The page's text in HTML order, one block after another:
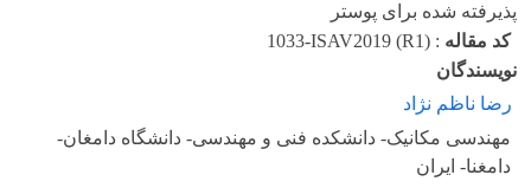
پذیرفته شده برای پوستر
کد مقاله :
1033-ISAV2019 (R1)
نویسندگان
رضا ناظم نژاد
مهندسی مکانیک- دانشکده فنی و مهندسی- دانشگاه دامغان-
دامغنا- ایران